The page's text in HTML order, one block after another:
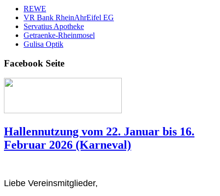
REWE
VR Bank RheinAhrEifel EG
Servatius Apotheke
Getraenke-Rheinmosel
Gulisa Optik
Facebook Seite
Hallennutzung vom 22. Januar bis 16.
Februar 2026 (Karneval)
Liebe Vereinsmitglieder,